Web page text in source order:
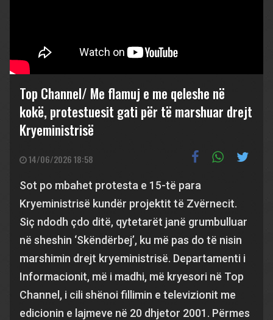
Top Channel/ Me flamuj e me qeleshe në
kokë, protestuesit gati për të marshuar drejt
Kryeministrisë
14/06/2026 18:58
Sot po mbahet protesta e 15-të para
Kryeministrisë kundër projektit të Zvërnecit.
Siç ndodh çdo ditë, qytetarët janë grumbulluar
në sheshin ‘Skëndërbej’, ku më pas do të nisin
marshimin drejt kryeministrisë. Departamenti i
Informacionit, më i madhi, më kryesori në Top
Channel, i cili shënoi fillimin e televizionit me
edicionin e lajmeve në 20 dhjetor 2001. Përmes